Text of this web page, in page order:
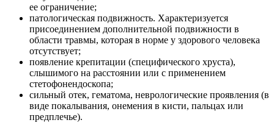
ее ограничение;
патологическая подвижность. Характеризуется
присоединением дополнительной подвижности в
области травмы, которая в норме у здорового человека
отсутствует;
появление крепитации (специфического хруста),
слышимого на расстоянии или с применением
стетофонендоскопа;
сильный отек, гематома, неврологические проявления (в
виде покалывания, онемения в кисти, пальцах или
предплечье).